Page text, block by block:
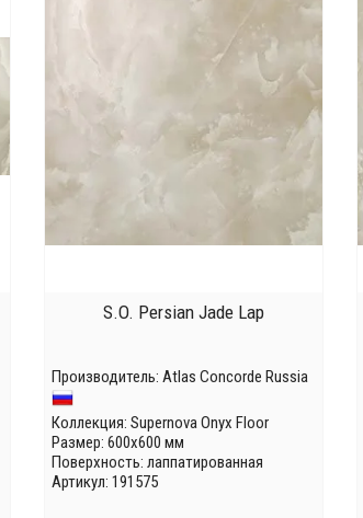
S.O. Persian Jade Lap
Производитель: Atlas Concorde Russia
Коллекция: Supernova Onyx Floor
Размер: 600x600 мм
Поверхность: лаппатированная
Артикул: 191575